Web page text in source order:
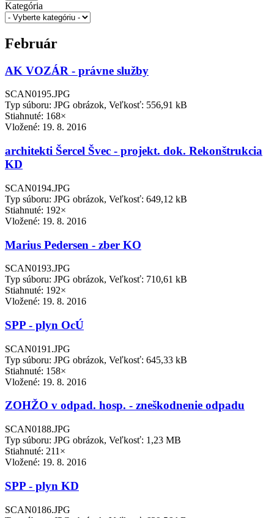
Kategória
Február
AK VOZÁR - právne služby
SCAN0195.JPG
Typ súboru: JPG obrázok, Veľkosť: 556,91 kB
Stiahnuté: 168×
Vložené: 19. 8. 2016
architekti Šercel Švec - projekt. dok. Rekonštrukcia
KD
SCAN0194.JPG
Typ súboru: JPG obrázok, Veľkosť: 649,12 kB
Stiahnuté: 192×
Vložené: 19. 8. 2016
Marius Pedersen - zber KO
SCAN0193.JPG
Typ súboru: JPG obrázok, Veľkosť: 710,61 kB
Stiahnuté: 192×
Vložené: 19. 8. 2016
SPP - plyn OcÚ
SCAN0191.JPG
Typ súboru: JPG obrázok, Veľkosť: 645,33 kB
Stiahnuté: 158×
Vložené: 19. 8. 2016
ZOHŽO v odpad. hosp. - zneškodnenie odpadu
SCAN0188.JPG
Typ súboru: JPG obrázok, Veľkosť: 1,23 MB
Stiahnuté: 211×
Vložené: 19. 8. 2016
SPP - plyn KD
SCAN0186.JPG